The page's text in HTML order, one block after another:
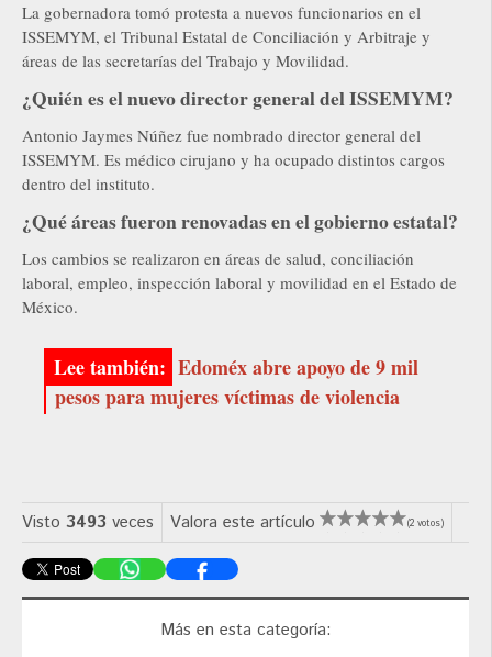
La gobernadora tomó protesta a nuevos funcionarios en el
ISSEMYM, el Tribunal Estatal de Conciliación y Arbitraje y
áreas de las secretarías del Trabajo y Movilidad.
¿Quién es el nuevo director general del ISSEMYM?
Antonio Jaymes Núñez fue nombrado director general del
ISSEMYM. Es médico cirujano y ha ocupado distintos cargos
dentro del instituto.
¿Qué áreas fueron renovadas en el gobierno estatal?
Los cambios se realizaron en áreas de salud, conciliación
laboral, empleo, inspección laboral y movilidad en el Estado de
México.
Edoméx abre apoyo de 9 mil
pesos para mujeres víctimas de violencia
Visto 3493 veces Valora este artículo (2 votos)
Más en esta categoría: